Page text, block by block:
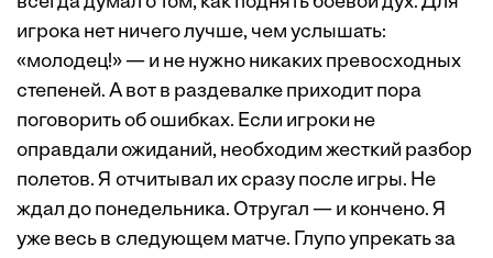
игрока нет ничего лучше, чем услышать:
«молодец!» — и не нужно никаких превосходных
степеней. А вот в раздевалке приходит пора
поговорить об ошибках. Если игроки не
оправдали ожиданий, необходим жесткий разбор
полетов. Я отчитывал их сразу после игры. Не
ждал до понедельника. Отругал — и кончено. Я
уже весь в следующем матче. Глупо упрекать за